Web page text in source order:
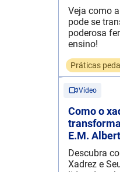
Veja como
pode se
poderosa
ensino!
Práticas
Vídeo
Como o
E.M.
Descubra
Xadrez e